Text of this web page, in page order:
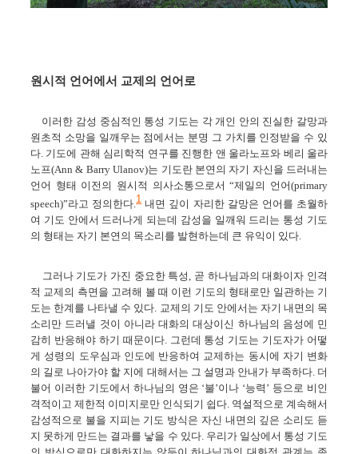
원시적 언어에서 교제의 언어로
이러한 감성 중심적인 통성 기도는 각 개인 안의 진실한 갈망과
원초적 소망을 일깨우는 점에서는 분명 그 가치를 인정받을 수 있
다. 기도에 관해 심리학적 연구를 진행한 앤 울라노프와 베리 울라
노프(Ann & Barry Ulanov)는 기도란 본연의 자기 자신을 드러내는
언어 형태 이전의 원시적 의사소통으로서 “제일의 언어(primary
speech)”라고 정의한다.1내면 깊이 자리한 갈망은 언어를 초월하
여 기도 안에서 드러나게 되는데 감성을 일깨워 드리는 통성 기도
의 형태는 자기 본연의 목소리를 발현하는데 큰 유익이 있다.
그러나 기도가 가진 중요한 특성, 곧 하나님과의 대화이자 인격
적 교제의 측면을 고려해 볼 때 이런 기도의 형태로만 일관하는 기
도는 한계를 나타낼 수 있다. 교제의 기도 안에서는 자기 내면의 목
소리만 드러낼 것이 아니라 대화의 대상이신 하나님의 음성에 민
감히 반응해야 하기 때문이다. 그런데 통성 기도는 기도자가 어떻
게 성령의 도우심과 인도에 반응하여 교제하는 동시에 자기 변화
의 길로 나아가야 할 지에 대해서는 그 설명과 안내가 부족하다. 더
불어 이러한 기도에서 하나님의 영은 ‘불’이나 ‘능력’ 등으로 비인
격적이고 제한적 이미지로만 인식되기 쉽다. 역설적으로 계속해서
감성적으로 불을 지피는 기도 방식은 자신 내면의 깊은 소리도 듣
지 못하게 만드는 결과를 낳을 수 있다. 우리가 일상에서 통성 기도